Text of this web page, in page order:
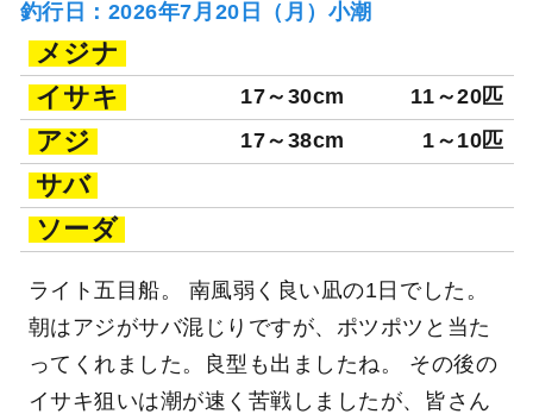
釣行日：2026年7月20日（月）小潮
メジナ
イサキ
17～30cm 11～20匹
アジ 17～38cm 1～10匹
サバ
ソーダ
ライト五目船。 南風弱く良い凪の1日でした。
朝はアジがサバ混じりですが、ポツポツと当た
ってくれました。良型も出ましたね。 その後の
イサキ狙いは潮が速く苦戦しましたが、皆さん